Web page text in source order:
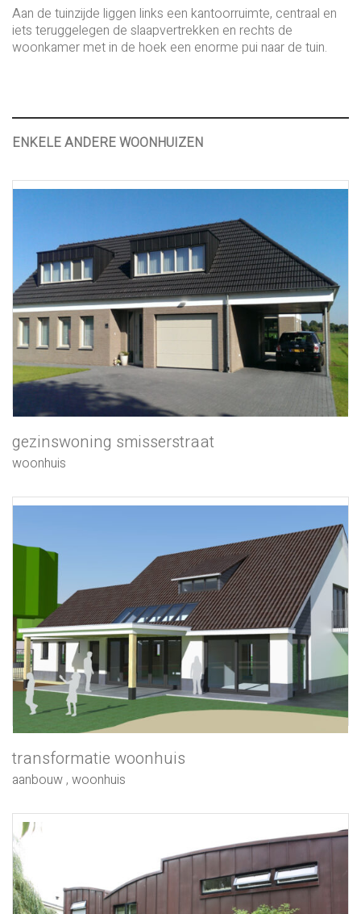
Aan de tuinzijde liggen links een kantoorruimte, centraal en
iets teruggelegen de slaapvertrekken en rechts de
woonkamer met in de hoek een enorme pui naar de tuin.
ENKELE ANDERE WOONHUIZEN
gezinswoning smisserstraat
woonhuis
transformatie woonhuis
aanbouw, woonhuis